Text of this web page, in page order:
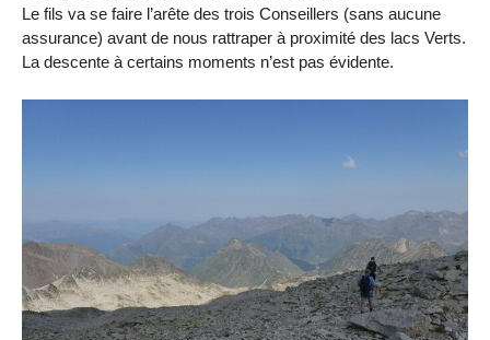
Le fils va se faire l’arête des trois Conseillers (sans aucune
assurance) avant de nous rattraper à proximité des lacs Verts.
La descente à certains moments n’est pas évidente.